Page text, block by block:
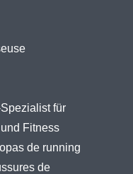
für
Fitness
de running
de